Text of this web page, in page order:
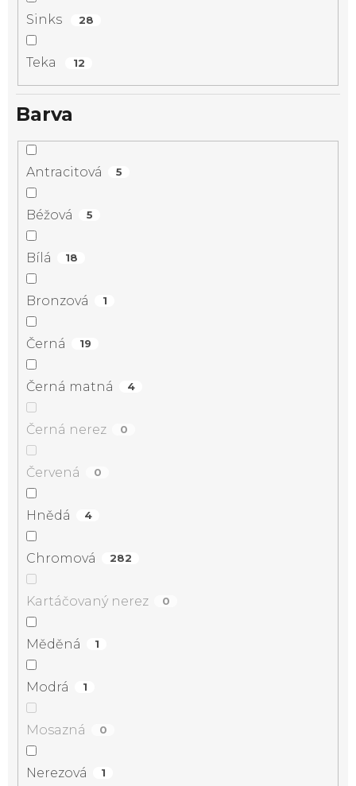
Sinks 28
Teka 12
Barva
Antracitová 5
Béžová 5
Bílá 18
Bronzová 1
Černá 19
Černá matná 4
Černá nerez 0
Červená 0
Hnědá 4
Chromová 282
Kartáčovaný nerez 0
Měděná 1
Modrá 1
Mosazná 0
Nerezová 1